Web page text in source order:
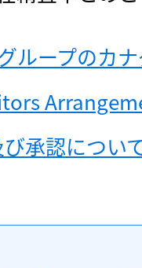
ループのカ
承認につい